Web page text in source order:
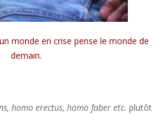
monde en crise pense le monde de
demain.
homo erectus, homo faber etc. plutôt